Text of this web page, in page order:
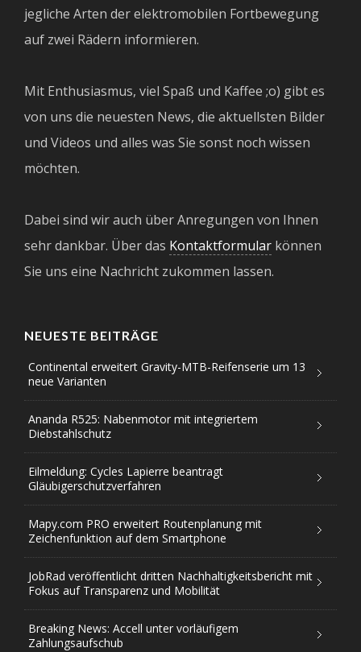
jegliche Arten der elektromobilen Fortbewegung
auf zwei Rädern informieren.
Mit Enthusiasmus, viel Spaß und Kaffee ;o) gibt es
von uns die neuesten News, die aktuellsten Bilder
und Videos und alles was Sie sonst noch wissen
möchten.
Dabei sind wir auch über Anregungen von Ihnen
sehr dankbar. Über das Kontaktformular können
Sie uns eine Nachricht zukommen lassen.
NEUESTE BEITRÄGE
Continental erweitert Gravity-MTB-Reifenserie um 13
neue Varianten
Ananda R525: Nabenmotor mit integriertem
Diebstahlschutz
Eilmeldung: Cycles Lapierre beantragt
Gläubigerschutzverfahren
Mapy.com PRO erweitert Routenplanung mit
Zeichenfunktion auf dem Smartphone
JobRad veröffentlicht dritten Nachhaltigkeitsbericht mit
Fokus auf Transparenz und Mobilität
Breaking News: Accell unter vorläufigem
Zahlungsaufschub